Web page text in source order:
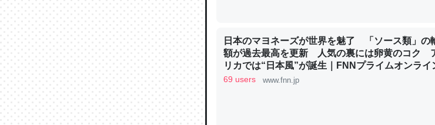
─ニュース :: 【研究発表】昆虫学の大問題＝「昆虫はなぜ海に
これを元に考えるとカルシウムを大量に使う脊椎動
─ニュース :: 【研究発表】昆虫学の大問題＝「昆虫はなぜ海に
日本のマヨネーズが世界を魅了 「ソース類」の
額が過去最高を更新 人気の裏には卵黄のコク
リカでは“日本風”が誕生｜FNNプライムオンライ
69 users www.fnn.jp